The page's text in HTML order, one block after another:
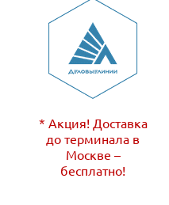
* Акция! Доставка
до терминала в
Москве –
бесплатно!